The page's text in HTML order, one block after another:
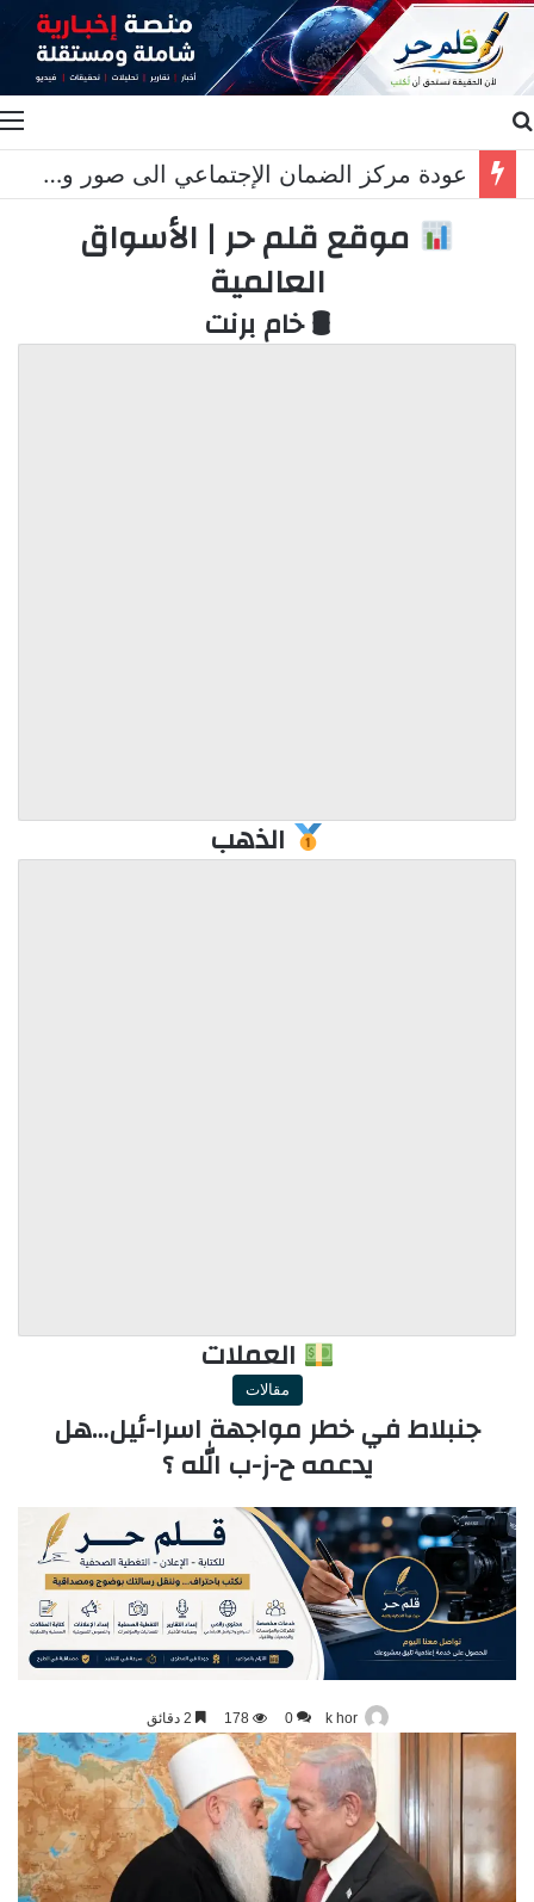
عودة مركز الضمان الإجتماعي الى صور وخريس المناطق التجريبية مزحة
موقع قلم حر | الأسواق
العالمية
🛢 خام برنت
الذهب
العملات
مقالات
جنبلاط في خطر مواجهة اسرا-ئيل…هل
يدعمه ح-ز-ب الله ؟
k hor
0
178